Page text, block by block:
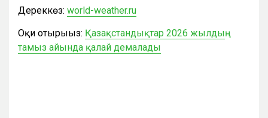
Дереккөз: world-weather.ru
Оқи отырыңыз: Қазақстандықтар 2026 жылдың
тамыз айында қалай демалады